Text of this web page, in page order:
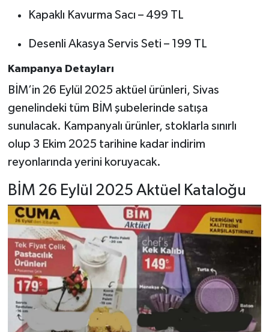
Kapaklı Kavurma Sacı – 499 TL
Desenli Akasya Servis Seti – 199 TL
Kampanya Detayları
BİM’in 26 Eylül 2025 aktüel ürünleri, Sivas
genelindeki tüm BİM şubelerinde satışa
sunulacak. Kampanyalı ürünler, stoklarla sınırlı
olup 3 Ekim 2025 tarihine kadar indirim
reyonlarında yerini koruyacak.
BİM 26 Eylül 2025 Aktüel Kataloğu